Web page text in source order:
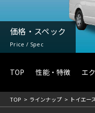
価格・スペック
Price / Spec
TOP 性能・特徴 エ
TOP ラインナップ トイエー